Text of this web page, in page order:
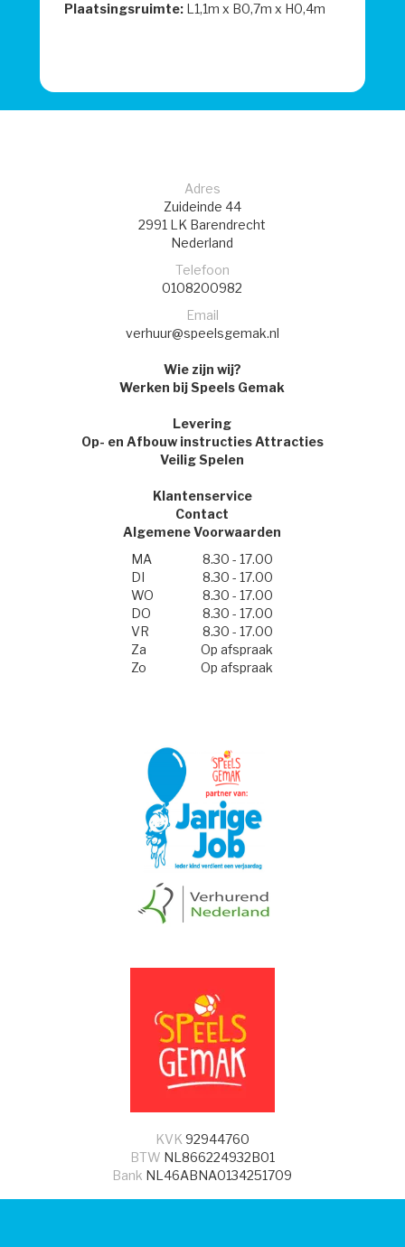
Plaatsingsruimte: L1,1m x B0,7m x H0,4m
Adres
Zuideinde 44
2991 LK Barendrecht
Nederland
Telefoon
0108200982
Email
verhuur@speelsgemak.nl
Wie zijn wij?
Werken bij Speels Gemak
Levering
Op- en Afbouw instructies Attracties
Veilig Spelen
Klantenservice
Contact
Algemene Voorwaarden
MA
8.30 - 17.00
DI
8.30 - 17.00
WO
8.30 - 17.00
DO
8.30 - 17.00
VR
8.30 - 17.00
Za
Op afspraak
Zo
Op afspraak
KVK 92944760
BTW NL866224932B01
Bank NL46ABNA0134251709